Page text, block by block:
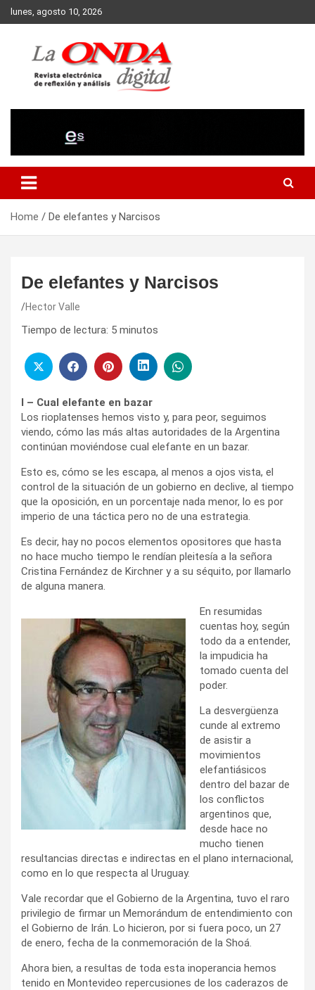
Skip
to
lunes, agosto 10, 2026
Home De elefantes y Narcisos
De elefantes y Narcisos
Hector Valle
Tiempo de lectura: 5 minutos
I – Cual elefante en bazar
Los rioplatenses hemos visto y, para peor, seguimos
viendo, cómo las más altas autoridades de la Argentina
continúan moviéndose cual elefante en un bazar.
Esto es, cómo se les escapa, al menos a ojos vista, el
control de la situación de un gobierno en declive, al tiempo
que la oposición, en un porcentaje nada menor, lo es por
imperio de una táctica pero no de una estrategia.
Es decir, hay no pocos elementos opositores que hasta
no hace mucho tiempo le rendían pleitesía a la señora
Cristina Fernández de Kirchner y a su séquito, por llamarlo
de alguna manera.
En resumidas
cuentas hoy, según
todo da a entender,
la impudicia ha
tomado cuenta del
poder.
La desvergüenza
cunde al extremo
de asistir a
movimientos
elefantiásicos
dentro del bazar de
los conflictos
argentinos que,
desde hace no
mucho tienen
resultancias directas e indirectas en el plano internacional,
como en lo que respecta al Uruguay.
Vale recordar que el Gobierno de la Argentina, tuvo el raro
privilegio de firmar un Memorándum de entendimiento con
el Gobierno de Irán. Lo hicieron, por si fuera poco, un 27
de enero, fecha de la conmemoración de la Shoá.
Ahora bien, a resultas de toda esta inoperancia hemos
tenido en Montevideo repercusiones de los caderazos de